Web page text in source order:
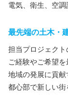
電気、衛生、空
最先端の土木・
担当プロジェクト
ご経験やご希望を
地域の発展に貢献
都心部で新しい街